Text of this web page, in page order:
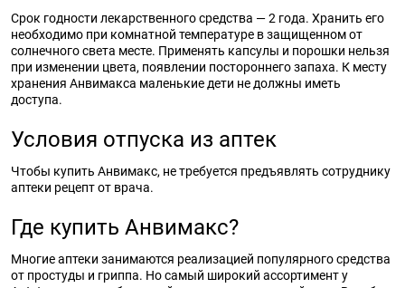
Срок годности лекарственного средства — 2 года. Хранить его
необходимо при комнатной температуре в защищенном от
солнечного света месте. Применять капсулы и порошки нельзя
при изменении цвета, появлении постороннего запаха. К месту
хранения Анвимакса маленькие дети не должны иметь
доступа.
Условия отпуска из аптек
Чтобы купить Анвимакс, не требуется предъявлять сотруднику
аптеки рецепт от врача.
Где купить Анвимакс?
Многие аптеки занимаются реализацией популярного средства
от простуды и гриппа. Но самый широкий ассортимент у